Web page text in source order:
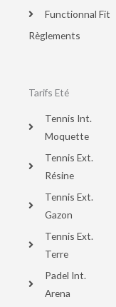
Functionnal Fit
Règlements
Tarifs Eté
Tennis Int.
Moquette
Tennis Ext.
Résine
Tennis Ext.
Gazon
Tennis Ext.
Terre
Padel Int.
Arena